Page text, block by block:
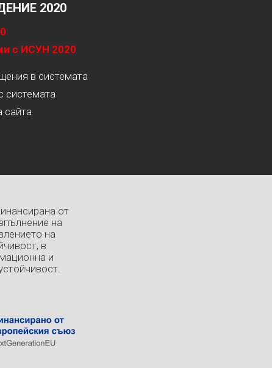
2020
с ИСУН 2020
в системата
системата
сайта
от
на
на
в
и